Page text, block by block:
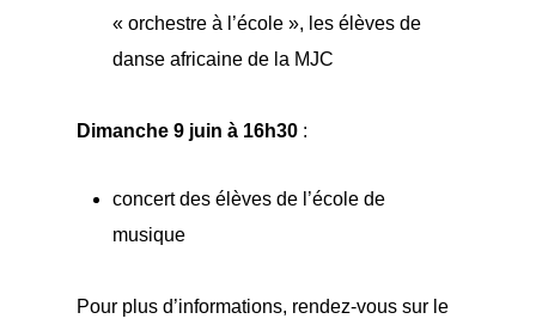
« orchestre à l’école », les élèves de
danse africaine de la MJC
Dimanche 9 juin à 16h30 :
concert des élèves de l’école de
musique
Pour plus d’informations, rendez-vous sur le